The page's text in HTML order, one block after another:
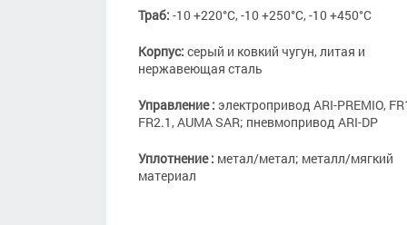
Траб: -10 +220°С, -10 +250°С, -10 +450°С
Корпус: серый и ковкий чугун, литая и
нержавеющая сталь
Управление : электропривод ARI-PREMIO,
FR2.1, AUMA SAR; пневмопривод ARI-DP
Уплотнение : метал/метал; металл/мягкий
материал